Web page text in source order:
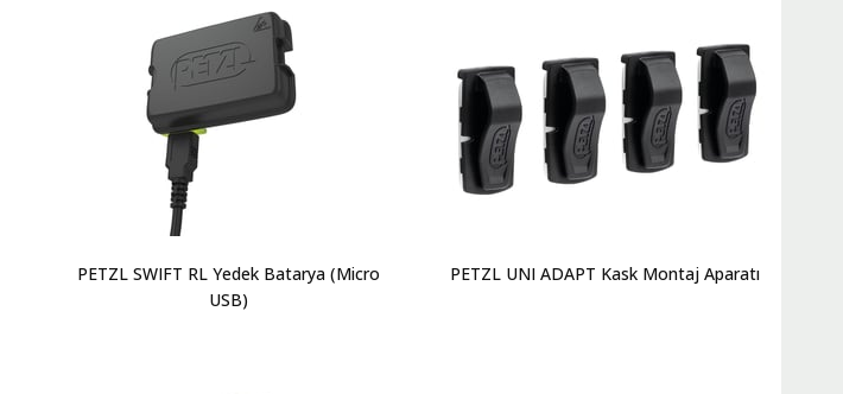
PETZL SWIFT RL Yedek Batarya (Micro
USB)
PETZL UNI ADAPT Kask Montaj Aparatı